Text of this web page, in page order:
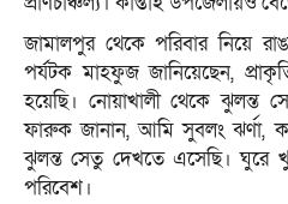
জামালপুর থেকে পরিবার নিয়ে
পর্যটক মাহফুজ জানিয়েছেন,
হয়েছি। নোয়াখালী থেকে
ফারুক জানান, আমি সুবলং ঝর্ণা,
ঝুলন্ত সেতু দেখতে এসেছি। ঘুরে
পরিবেশ।